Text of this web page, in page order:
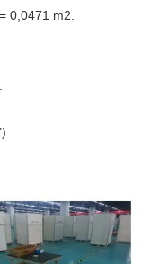
0,0471 m2.